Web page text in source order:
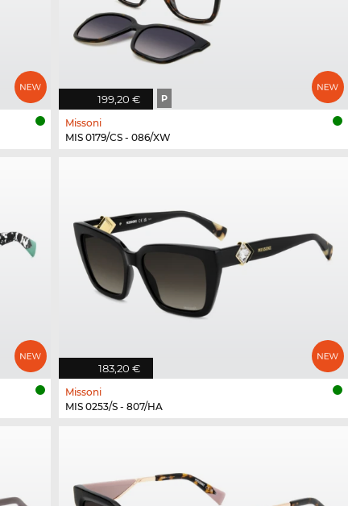
199,20 € P
Missoni
MIS 0179/CS - 086/XW
183,20 €
Missoni
MIS 0253/S - 807/HA